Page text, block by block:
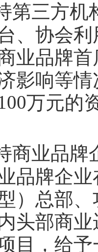
第三方
、协会
业品牌
影响等
万元的
商业品
品牌企
）总部
头部商
目，给